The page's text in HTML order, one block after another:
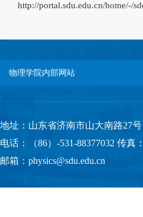
http://portal.sdu.edu.cn/home/-/
物理学院内部网站
地址：山东省济南市山大南路27号
电话：（86）-531-88377032 传真
邮箱：physics@sdu.edu.cn